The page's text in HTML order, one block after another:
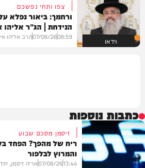
וידאו
צפו ותחי נפשכם
ורחמך: ביאור נפלא
הנידחת | הג"ר אליהו
08:59
07/08/26הרב אליהו
כתבות נוספות
זיסמן מסכם שבוע
ריח של מהפך? הפחד
והמרוץ לבלפור
13:44
07/08/26אריה זיסמן,